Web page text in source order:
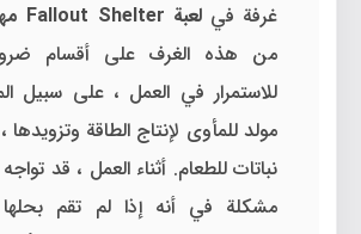
غرفة فيلعبة Fallout Shelter مهكرة للايفون
من هذه الغرف على أقسام
للاستمرار في العمل ، على سبيل
مولد للمأوى لإنتاج الطاقة وتزويدها
نباتات للطعام. أثناء العمل ، قد
مشكلة في أنه إذا لم تقم